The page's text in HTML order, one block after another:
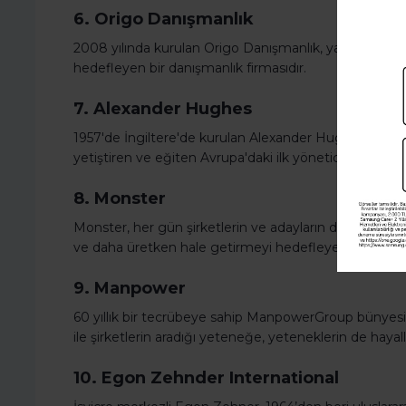
6. Origo Danışmanlık
2008 yılında kurulan Origo Danışmanlık, yaptığı
hedefleyen bir danışmanlık firmasıdır.
7. Alexander Hughes
1957'de İngiltere'de kurulan Alexander Hughes,
yetiştiren ve eğiten Avrupa'daki ilk yönetici arama
8. Monster
Monster, her gün şirketlerin ve adayların doğru
ve daha üretken hale getirmeyi hedefleyen bir
9. Manpower
60 yıllık bir tecrübeye sahip ManpowerGroup
ile şirketlerin aradığı yeteneğe, yeteneklerin de
10. Egon Zehnder International